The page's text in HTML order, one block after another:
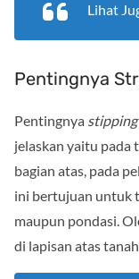
Lihat
Pentingnya
Pentingnya
jelaskan yaitu pada
bagian atas, pada
ini bertujuan untuk
maupun pondasi.
di lapisan atas